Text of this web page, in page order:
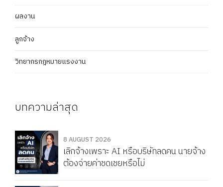
ผลงาน
ลูกจ้าง
วิทยากรกฎหมายแรงงาน
บทความล่าสุด
8 AUGUST 2026
เลิกจ้างเพราะ AI หรือบริษัทลดคน นายจ้าง
ต้องจ่ายค่าชดเชยหรือไม่